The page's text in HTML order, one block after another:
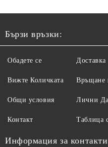
Бързи връзки:
Обадете се
Вижте Количката
Общи условия
Контакт
Доставка
Връщане
Лични
Таблица
Информация за